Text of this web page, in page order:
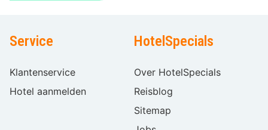
Service
Klantenservice
Hotel aanmelden
HotelSpecials
Over HotelSpecials
Reisblog
Sitemap